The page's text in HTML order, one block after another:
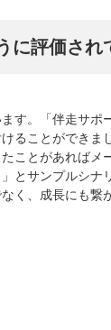
に評価され
す。「伴走サポ
ることができま
ことがあればメ
とサンプルシナ
く、成長にも繋